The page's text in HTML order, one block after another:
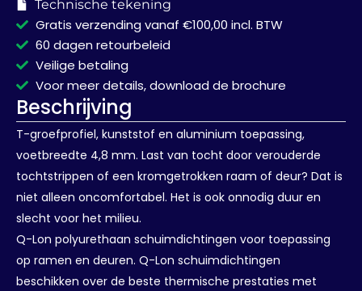
Technische tekening
Gratis verzending vanaf €100,00 incl. BTW
60 dagen retourbeleid
Veilige betaling
Voor meer details, download de brochure
Beschrijving
T-groefprofiel, kunststof en aluminium toepassing,
voetbreedte 4,8 mm. Last van tocht door verouderde
tochtstrippen of een kromgetrokken raam of deur? Dat is
niet alleen oncomfortabel. Het is ook onnodig duur en
slecht voor het milieu.
Q-Lon polyurethaan schuimdichtingen voor toepassing
op ramen en deuren. Q-Lon schuimdichtingen
beschikken over de beste thermische prestaties met